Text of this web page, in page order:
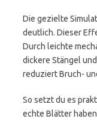
Die gezielte
deutlich. Dieser
Durch leichte
dickere Stängel
reduziert Bruch-
So setzt du es
echte Blätter